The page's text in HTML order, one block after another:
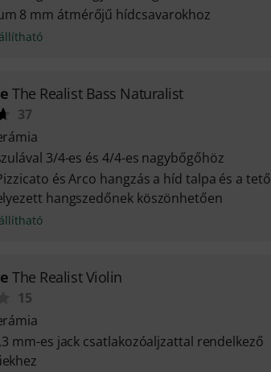
8 mm átmérőjű hídcsavarokhoz
The Realist Bass Naturalist
37
3/4-es és 4/4-es nagybőgőhöz
és Arco hangzás a híd talpa és a tető
hangszedőnek köszönhetően
The Realist Violin
15
mm-es jack csatlakozóaljzattal rendelkező